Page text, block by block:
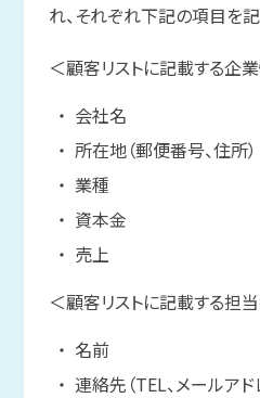
れ、それぞれ下記の項目を
＜顧客リストに記載する企
会社名
所在地（郵便番号、住所）
業種
資本金
売上
＜顧客リストに記載する担
名前
連絡先（TEL、メールアド